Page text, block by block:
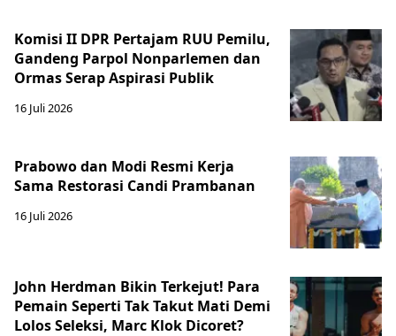
Komisi II DPR Pertajam RUU Pemilu,
Gandeng Parpol Nonparlemen dan
Ormas Serap Aspirasi Publik
16 Juli 2026
Prabowo dan Modi Resmi Kerja
Sama Restorasi Candi Prambanan
16 Juli 2026
John Herdman Bikin Terkejut! Para
Pemain Seperti Tak Takut Mati Demi
Lolos Seleksi, Marc Klok Dicoret?